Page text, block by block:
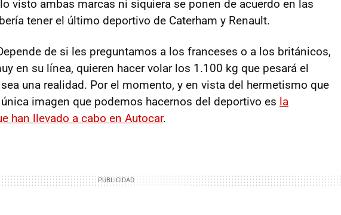
visto ambas marcas ni siquiera se ponen de acuerdo en las
tener el último deportivo de Caterham y Renault.
de si les preguntamos a los franceses o a los británicos,
en su línea, quieren hacer volar los 1.100 kg que pesará el
una realidad. Por el momento, y en vista del hermetismo que
imagen que podemos hacernos del deportivo es la
han llevado a cabo en Autocar.